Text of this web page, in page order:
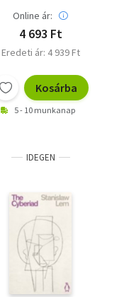
Online ár:
4 693 Ft
Eredeti ár: 4 939 Ft
Kosárba
5 - 10 munkanap
IDEGEN